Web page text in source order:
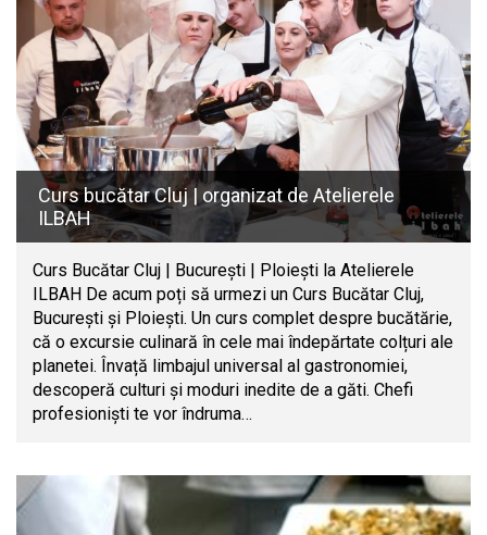
Curs bucătar Cluj | organizat de Atelierele
ILBAH
Curs Bucătar Cluj | București | Ploiești la Atelierele
ILBAH De acum poți să urmezi un Curs Bucătar Cluj,
București și Ploiești. Un curs complet despre bucătărie,
că o excursie culinară în cele mai îndepărtate colțuri ale
planetei. Învață limbajul universal al gastronomiei,
descoperă culturi și moduri inedite de a găti. Chefi
profesioniști te vor îndruma…